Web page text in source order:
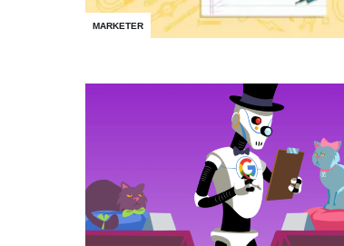
MARKETER